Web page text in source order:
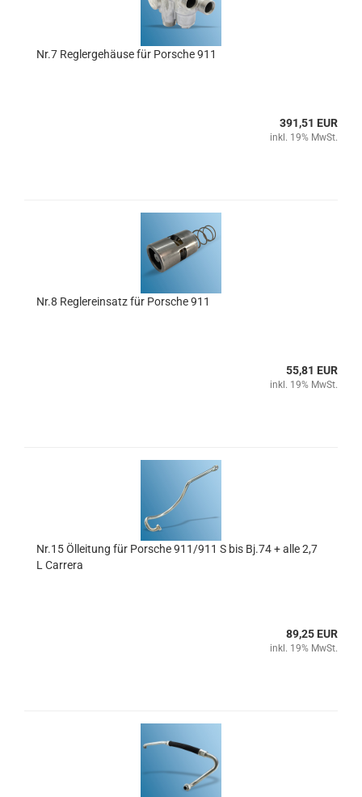
Nr.7 Reglergehäuse für Porsche 911
391,51 EUR
inkl. 19% MwSt.
Nr.8 Reglereinsatz für Porsche 911
55,81 EUR
inkl. 19% MwSt.
Nr.15 Ölleitung für Porsche 911/911 S bis Bj.74 + alle 2,7
L Carrera
89,25 EUR
inkl. 19% MwSt.